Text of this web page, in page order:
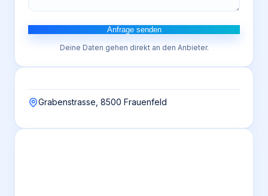
Anfrage senden
Deine Daten gehen direkt an den Anbieter.
Grabenstrasse, 8500 Frauenfeld